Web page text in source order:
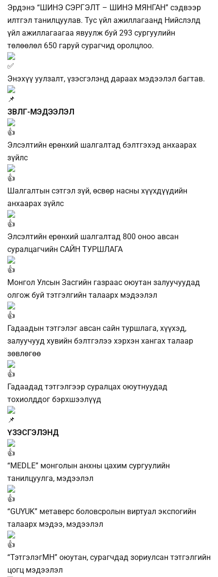
Эрдэнэ “ШИНЭ СЭРГЭЛТ – ШИНЭ МЯНГАН” сэдвээр
илтгэл танилцуулав. ️Тус үйл ажиллагаанд Нийслэлд
үйл ажиллагаагаа явуулж буй 293 сургуулийн
төлөөлөл 650 гаруй сурагчид оролцлоо.
Энэхүү уулзалт, үзэсгэлэнд дараах мэдээлэл багтав.
ЗӨВЛӨГӨӨ-МЭДЭЭЛЭЛ
Элсэлтийн ерөнхий шалгалтад бэлтгэхэд анхаарах
зүйлс
Шалгалтын сэтгэл зүй, өсвөр насны хүүхдүүдийн
анхаарах зүйлс
Элсэлтийн ерөнхий шалгалтад 800 оноо авсан
суралцагчийн САЙН ТУРШЛАГА
Монгол Улсын Засгийн газраас оюутан залуучуудад
олгож буй тэтгэлгийн талаарх мэдээлэл
Гадаадын тэтгэлэг авсан сайн туршлага, хүүхэд,
залуучууд хувийн бэлтгэлээ хэрхэн хангах талаар
зөвлөгөө
Гадаадад тэтгэлгээр суралцах оюутнуудад
тохиолддог бэрхшээлүүд
ҮЗЭСГЭЛЭНД
“MEDLE” монголын анхны цахим сургуулийн
танилцуулга, мэдээлэл
“GUYUK” метаверс боловсролын виртуал экспогийн
талаарх мэдээ, мэдээлэл
“ТэтгэлэгМН” оюутан, сурагчдад зориулсан тэтгэлгийн
цогц мэдээлэл